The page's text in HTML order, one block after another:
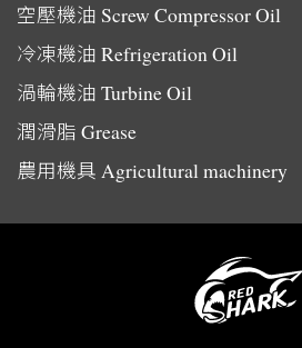
空壓機油 Screw Compressor Oil
冷凍機油 Refrigeration Oil
渦輪機油 Turbine Oil
潤滑脂 Grease
農用機具 Agricultural machinery